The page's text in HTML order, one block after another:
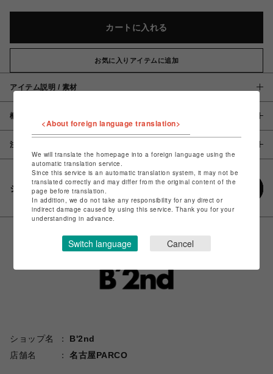
カートに入れる
お気に入りアイテムに追加
アイテム説明 / 素材
概要
注意事項
シェアする
ショップ名
B'2nd
店舗名
名古屋PARCO
<About foreign language translation>
We will translate the homepage into a foreign language using the
automatic translation service.
Since this service is an automatic translation system, it may not be
translated correctly and may differ from the original content of the
page before translation.
In addition, we do not take any responsibility for any direct or
indirect damage caused by using this service. Thank you for your
understanding in advance.
Switch language Cancel